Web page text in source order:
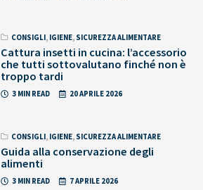
CONSIGLI, IGIENE, SICUREZZA ALIMENTARE
Cattura insetti in cucina: l’accessorio
che tutti sottovalutano finché non è
troppo tardi
3 MIN READ 20 APRILE 2026
CONSIGLI, IGIENE, SICUREZZA ALIMENTARE
Guida alla conservazione degli
alimenti
3 MIN READ 7 APRILE 2026